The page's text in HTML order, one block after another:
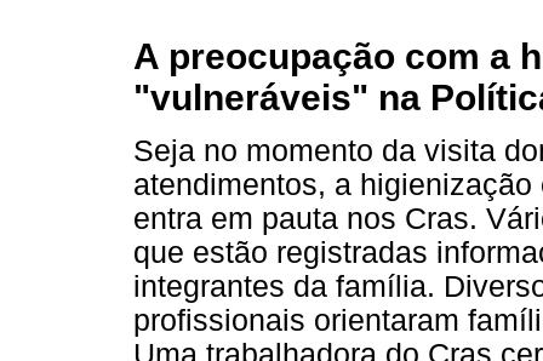
A preocupação com a
"vulneráveis" na
Seja no momento da visita
atendimentos, a
entra em pauta nos Cras.
que estão registradas
integrantes da família.
profissionais orientaram